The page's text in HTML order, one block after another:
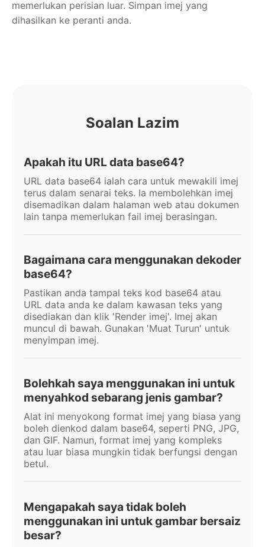
memerlukan perisian luar. Simpan imej yang
dihasilkan ke peranti anda.
Soalan Lazim
Apakah itu URL data base64?
URL data base64 ialah cara untuk mewakili imej
terus dalam senarai teks. Ia membolehkan imej
disemadikan dalam halaman web atau dokumen
lain tanpa memerlukan fail imej berasingan.
Bagaimana cara menggunakan dekoder
base64?
Pastikan anda tampal teks kod base64 atau
URL data anda ke dalam kawasan teks yang
disediakan dan klik 'Render imej'. Imej akan
muncul di bawah. Gunakan 'Muat Turun' untuk
menyimpan imej.
Bolehkah saya menggunakan ini untuk
menyahkod sebarang jenis gambar?
Alat ini menyokong format imej yang biasa yang
boleh dienkod dalam base64, seperti PNG, JPG,
dan GIF. Namun, format imej yang kompleks
atau luar biasa mungkin tidak berfungsi dengan
betul.
Mengapakah saya tidak boleh
menggunakan ini untuk gambar bersaiz
besar?